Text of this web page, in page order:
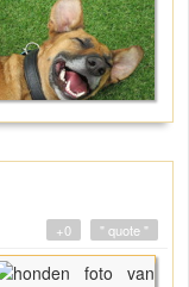
" quote "
+0